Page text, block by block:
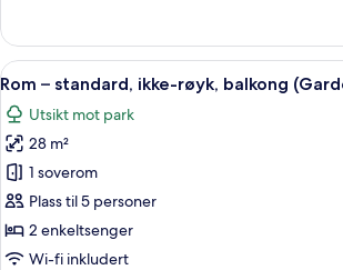
10/F)
–
deluxe,
ikke-
(Rainbow
Floor
7-
10/F)
Åpne
alle
bildene
av
Rom
–
standard,
ikke-
Allergitestet
5
Rom – standard, ikke-røyk, balkong
Utsikt mot park
28 m²
1 soverom
Plass til 5 personer
2 enkeltsenger
Wi-fi inkludert